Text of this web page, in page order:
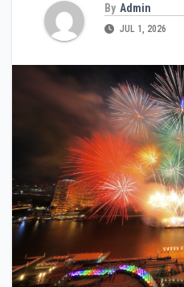
By Admin
JUL 1, 2026